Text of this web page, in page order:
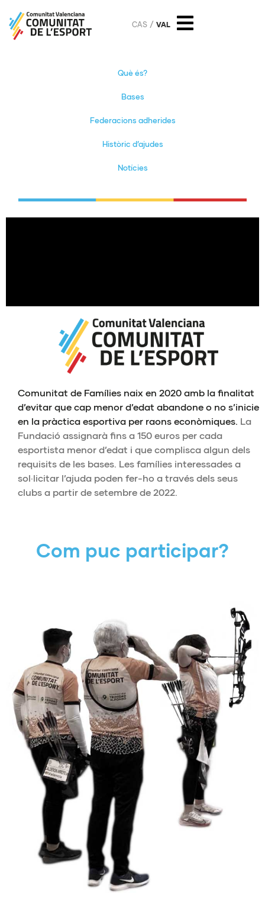
CAS VAL
Què és?
Bases
Federacions adherides
Històric d’ajudes
Notícies
Comunitat de Famílies naix en 2020 amb la finalitat
d’evitar que cap menor d’edat abandone o no s’inicie
en la pràctica esportiva per raons econòmiques. La
Fundació assignarà fins a 150 euros per cada
esportista menor d’edat i que complisca algun dels
requisits de les bases. Les famílies interessades a
sol·licitar l’ajuda poden fer-ho a través dels seus
clubs a partir de setembre de 2022.
Com puc participar?